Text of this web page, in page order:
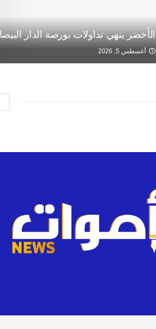
الأخضر ينهي تداولات بورصة الدار
أغسطس 5, 2026